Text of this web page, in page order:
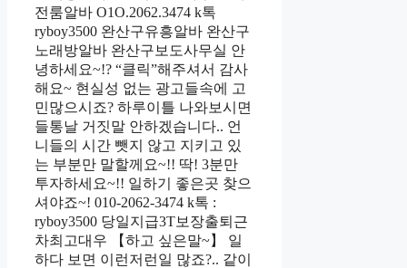
전룸알바 O1O.2062.3474 k톡
ryboy3500 완산구유흥알바 완산구
노래방알바 완산구보도사무실 안
녕하세요~!? “클릭”해주셔서 감사
해요~ 현실성 없는 광고들속에 고
민많으시죠? 하루이틀 나와보시면
들통날 거짓말 안하겠습니다.. 언
니들의 시간 뺏지 않고 지키고 있
는 부분만 말할께요~!! 딱! 3분만
투자하세요~!! 일하기 좋은곳 찾으
셔야죠~! 010-2062-3474 k톡 :
ryboy3500 당일지급3T보장출퇴근
차최고대우 【하고 싶은말~】 일
하다 보면 이런저런일 많죠?.. 같이